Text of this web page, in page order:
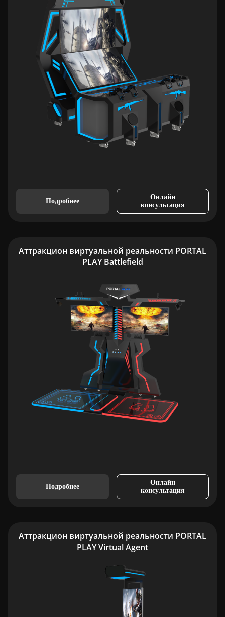
Подробнее
Онлайн
консультация
Аттракцион виртуальной реальности PORTAL
PLAY Battlefield
Подробнее
Онлайн
консультация
Аттракцион виртуальной реальности PORTAL
PLAY Virtual Agent